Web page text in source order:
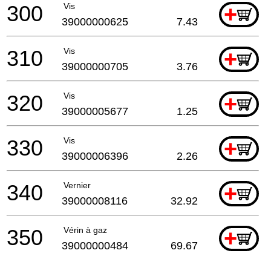
Vis +
300 39000000625 7.43
Vis +
310 39000000705 3.76
Vis +
320 39000005677 1.25
Vis +
330 39000006396 2.26
Vernier +
340 39000008116 32.92
Vérin à gaz +
350 39000000484 69.67